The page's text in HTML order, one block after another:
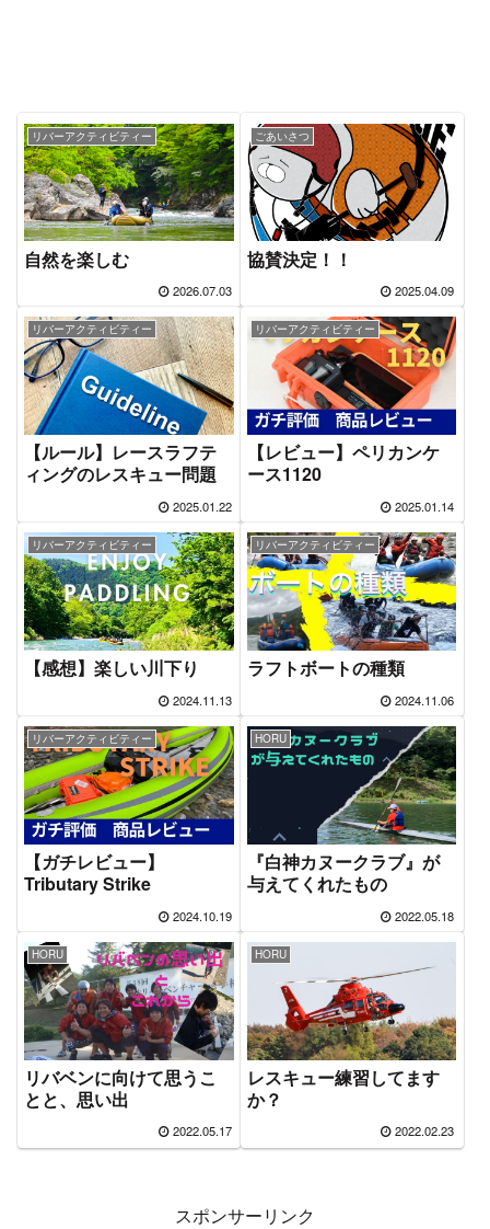
リバーアクティビティー
自然を楽しむ
2026.07.03
ごあいさつ
協賛決定！！
2025.04.09
リバーアクティビティー
【ルール】レースラフテ
ィングのレスキュー問題
2025.01.22
リバーアクティビティー
【レビュー】ペリカンケ
ース1120
2025.01.14
リバーアクティビティー
【感想】楽しい川下り
2024.11.13
リバーアクティビティー
ラフトボートの種類
2024.11.06
リバーアクティビティー
【ガチレビュー】
Tributary Strike
2024.10.19
HORU
『白神カヌークラブ』が
与えてくれたもの
2022.05.18
HORU
リバベンに向けて思うこ
とと、思い出
2022.05.17
HORU
レスキュー練習してます
か？
2022.02.23
スポンサーリンク